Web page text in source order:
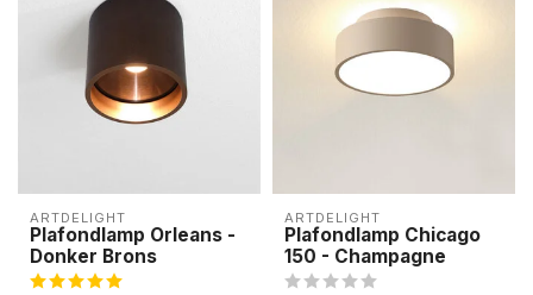
ARTDELIGHT
Plafondlamp Orleans -
Donker Brons
ARTDELIGHT
Plafondlamp Chicago
150 - Champagne